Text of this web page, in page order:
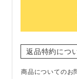
返品特約につ
商品についてのお